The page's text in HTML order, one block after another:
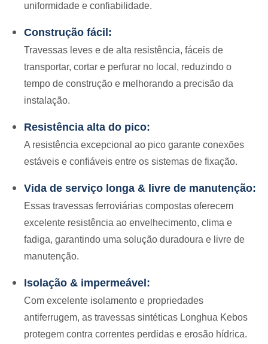
uniformidade e confiabilidade.
Construção fácil:
Travessas leves e de alta resistência, fáceis de
transportar, cortar e perfurar no local, reduzindo o
tempo de construção e melhorando a precisão da
instalação.
Resistência alta do pico:
A resistência excepcional ao pico garante conexões
estáveis e confiáveis entre os sistemas de fixação.
Vida de serviço longa & livre de manutenção:
Essas travessas ferroviárias compostas oferecem
excelente resistência ao envelhecimento, clima e
fadiga, garantindo uma solução duradoura e livre de
manutenção.
Isolação & impermeável:
Com excelente isolamento e propriedades
antiferrugem, as travessas sintéticas Longhua Kebos
protegem contra correntes perdidas e erosão hídrica.